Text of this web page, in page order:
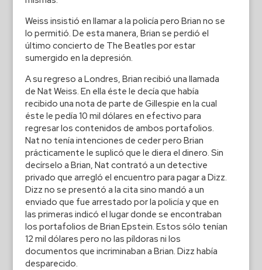
Weiss insistió en llamar a la policía pero Brian no se
lo permitió. De esta manera, Brian se perdió el
último concierto de The Beatles por estar
sumergido en la depresión.
A su regreso a Londres, Brian recibió una llamada
de Nat Weiss. En ella éste le decía que había
recibido una nota de parte de Gillespie en la cual
éste le pedía 10 mil dólares en efectivo para
regresar los contenidos de ambos portafolios.
Nat no tenía intenciones de ceder pero Brian
prácticamente le suplicó que le diera el dinero. Sin
decírselo a Brian, Nat contrató a un detective
privado que arregló el encuentro para pagar a Dizz.
Dizz no se presentó a la cita sino mandó a un
enviado que fue arrestado por la policía y que en
las primeras indicó el lugar donde se encontraban
los portafolios de Brian Epstein. Estos sólo tenían
12 mil dólares pero no las píldoras ni los
documentos que incriminaban a Brian. Dizz había
desparecido.